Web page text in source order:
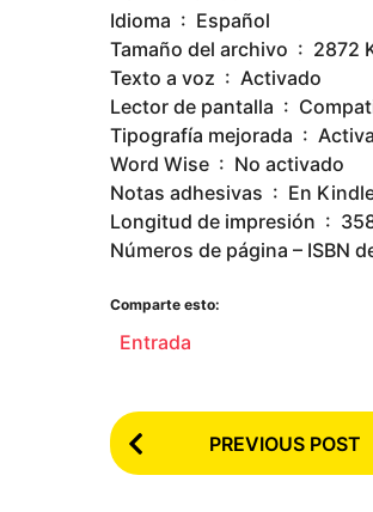
Idioma ‏ : ‎ Español
Tamaño del archivo ‏ :
Texto a voz ‏ : ‎ Activado
Lector de pantalla ‏ :
Tipografía mejorada
Word Wise ‏ : ‎ No activado
Notas adhesivas ‏ :
Longitud de
Comparte esto:
Entrada
P
o
PREVIOUS POST